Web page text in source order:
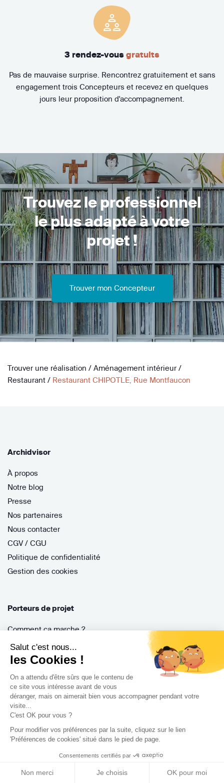
Salut c'est nous...
les Cookies !
On a attendu d'être sûrs que le contenu de
ce site vous intéresse avant de vous
déranger, mais on aimerait bien vous accompagner pendant votre
visite...
C'est OK pour vous ?
Pour modifier vos préférences par la suite, cliquez sur le lien
'Préférences de cookies' situé dans le pied de page.
Consentements certifiés par
Non merci Je choisis OK pour moi
3 rendez-vous gratuits
Pas de mauvaise surprise. Rencontrez gratuitement et sans
engagement trois Concepteurs et recevez en quelques
jours leur proposition d'accompagnement.
Trouvez le professionnel
le plus adapté à votre
projet !
Trouver mon Concepteur
Trouver une réalisation / Aménagement intérieur /
Restaurant / Restaurant CHIPOTLE, Rue Montfaucon
Archidvisor
À propos
Notre blog
Presse
Nos partenaires
Nous contacter
CGV / CGU
Politique de confidentialité
Gestion des cookies
Porteurs de projet
Comment ça marche ?
Questions fréquentes
Mission de conseil
S'inscrire
Nos architectes
Nos guides
Nos réalisations
Nos avis